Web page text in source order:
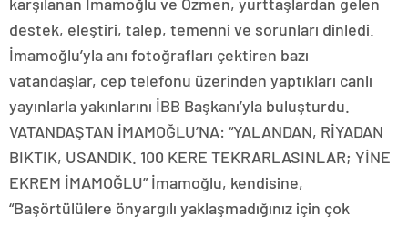
destek, eleştiri, talep, temenni ve sorunları dinledi.
İmamoğlu’yla anı fotoğrafları çektiren bazı
vatandaşlar, cep telefonu üzerinden yaptıkları canlı
yayınlarla yakınlarını İBB Başkanı’yla buluşturdu.
VATANDAŞTAN İMAMOĞLU’NA: “YALANDAN, RİYADAN
BIKTIK, USANDIK. 100 KERE TEKRARLASINLAR; YİNE
EKREM İMAMOĞLU” İmamoğlu, kendisine,
“Başörtülülere önyargılı yaklaşmadığınız için çok